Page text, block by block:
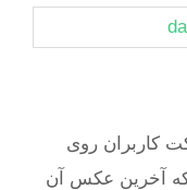
کاربران روی
آخرین عکس آن